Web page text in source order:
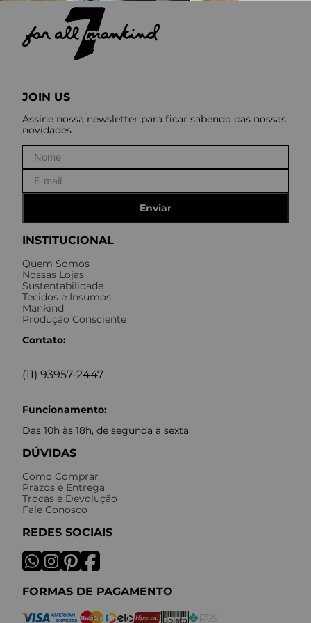
INSTITUCIONAL
Quem Somos
Nossas Lojas
Sustentabilidade
Tecidos e Insumos
Mankind
Produção Consciente
Contato:
(11) 93957-2447
Funcionamento:
Das 10h às 18h, de segunda a sexta
DÚVIDAS
Como Comprar
Prazos e Entrega
Trocas e Devolução
Fale Conosco
REDES SOCIAIS
FORMAS DE PAGAMENTO
JOIN US
Assine nossa newsletter para ficar sabendo das nossas
novidades
Enviar